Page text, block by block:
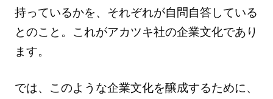
持っているかを、それぞれが自問自答している
とのこと。これがアカツキ社の企業文化であり
ます。
では、このような企業文化を醸成するために、